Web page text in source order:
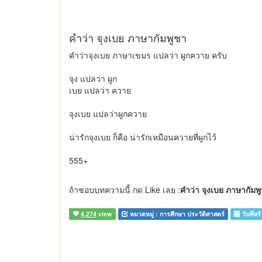
คำว่า จุงเบย ภาษากัมพูชา
คำว่าจุงเบย ภาษาเขมร แปลว่า ผูกควาย ครับ
จุง แปลว่า ผูก
เบย แปลว่า ควาย
จุงเบย แปลว่าผูกควาย
น่ารักจุงเบย ก็คือ น่ารักเหมือนควายที่ผูกไว้
555+
ถ้าชอบบทความนี้ กด Like เลย :คำว่า จุงเบย ภาษากัม
4,274 view หมวดหมู่ : การศึกษา ประวัติศาสตร์ วันที่ส